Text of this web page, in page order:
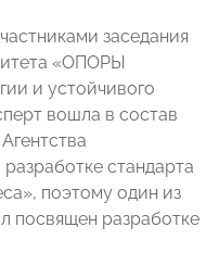
заседания
«ОПОРЫ
и устойчивого
вошла в состав
стандарта
поэтому один из
посвящен разработке